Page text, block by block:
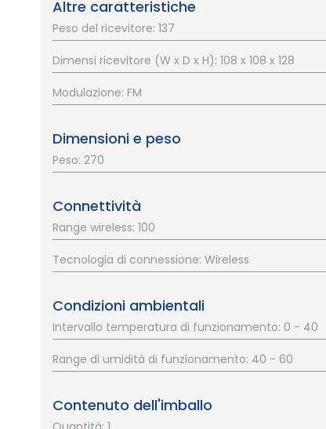
Altre caratteristiche
Peso del ricevitore: 137
Dimensi ricevitore (W x D x H): 108 x 108 x 128
Modulazione: FM
Dimensioni e peso
Peso: 270
Connettività
Range wireless: 100
Tecnologia di connessione: Wireless
Condizioni ambientali
Intervallo temperatura di funzionamento: 0 - 40
Range di umidità di funzionamento: 40 - 60
Contenuto dell'imballo